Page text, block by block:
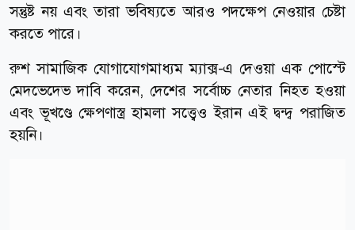
সন্তুষ্ট নয় এবং তারা ভবিষ্যতে আরও পদক্ষেপ নেওয়ার চেষ্টা
করতে পারে।
রুশ সামাজিক যোগাযোগমাধ্যম ম্যাক্স-এ দেওয়া এক পোস্টে
মেদভেদেভ দাবি করেন, দেশের সর্বোচ্চ নেতার নিহত হওয়া
এবং ভূখণ্ডে ক্ষেপণাস্ত্র হামলা সত্ত্বেও ইরান এই দ্বন্দ্ব পরাজিত
হয়নি।